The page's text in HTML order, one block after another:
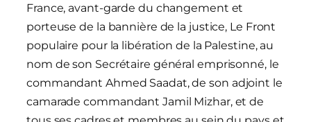
France, avant-garde du changement et
porteuse de la bannière de la justice, Le Front
populaire pour la libération de la Palestine, au
nom de son Secrétaire général emprisonné, le
commandant Ahmed Saadat, de son adjoint le
camarade commandant Jamil Mizhar, et de